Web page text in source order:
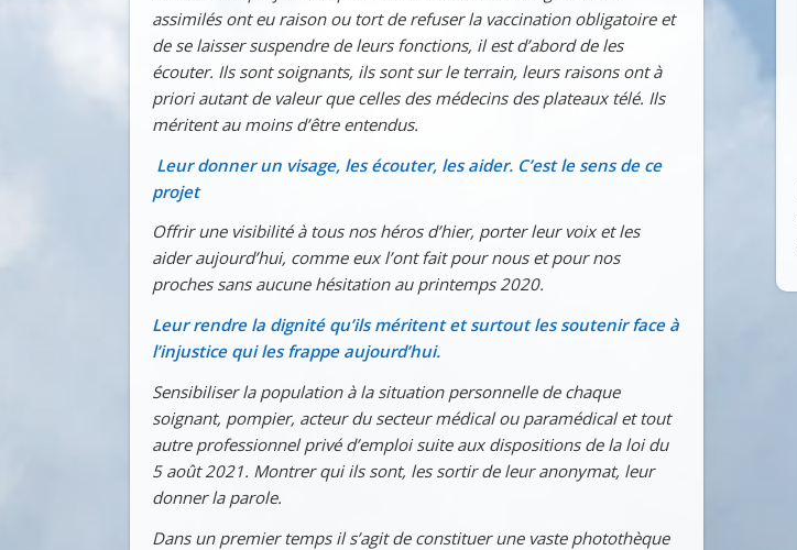
assimilés ont eu raison ou tort de refuser la vaccination obligatoire et
de se laisser suspendre de leurs fonctions, il est d’abord de les
écouter. Ils sont soignants, ils sont sur le terrain, leurs raisons ont à
priori autant de valeur que celles des médecins des plateaux télé. Ils
méritent au moins d’être entendus.
Leur donner un visage, les écouter, les aider. C’est le sens de ce
projet
Offrir une visibilité à tous nos héros d’hier, porter leur voix et les
aider aujourd’hui, comme eux l’ont fait pour nous et pour nos
proches sans aucune hésitation au printemps 2020.
Leur rendre la dignité qu’ils méritent et surtout les soutenir face à
l’injustice qui les frappe aujourd’hui.
Sensibiliser la population à la situation personnelle de chaque
soignant, pompier, acteur du secteur médical ou paramédical et tout
autre professionnel privé d’emploi suite aux dispositions de la loi du
5 août 2021. Montrer qui ils sont, les sortir de leur anonymat, leur
donner la parole.
Dans un premier temps il s’agit de constituer une vaste photothèque